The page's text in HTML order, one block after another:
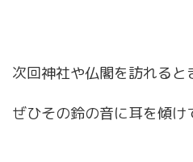
次回神社や仏閣を訪れると
ぜひその鈴の音に耳を傾け